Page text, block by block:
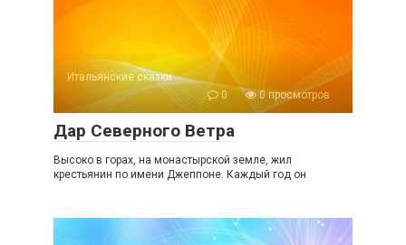
Итальянские сказки
0
0 просмотров
Дар Северного Ветра
Высоко в горах, на монастырской земле, жил
крестьянин по имени Джеппоне. Каждый год он